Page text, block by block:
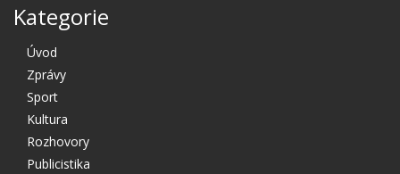
Kategorie
Úvod
Zprávy
Sport
Kultura
Rozhovory
Publicistika